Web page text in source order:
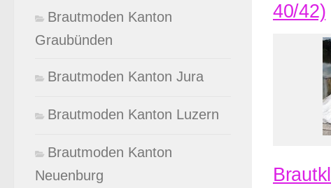
40/42)
Brautmoden Kanton
Graubünden
Brautmoden Kanton Jura
Brautmoden Kanton Luzern
Brautmoden Kanton
Neuenburg